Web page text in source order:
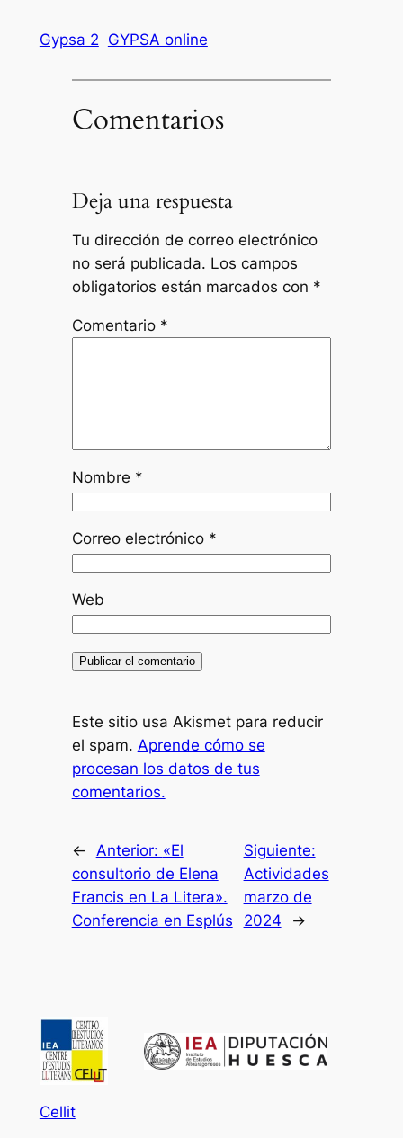
Gypsa 2 GYPSA online
Comentarios
Deja una respuesta
Tu dirección de correo electrónico
no será publicada. Los campos
obligatorios están marcados con *
Comentario *
Nombre *
Correo electrónico *
Web
Este sitio usa Akismet para reducir
el spam. Aprende cómo se
procesan los datos de tus
comentarios.
← Anterior: «El
consultorio de Elena
Francis en La Litera».
Conferencia en Esplús
Siguiente:
Actividades
marzo de
2024
→
Cellit